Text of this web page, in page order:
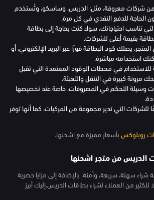
من شركات معروفة، مثل: الدريس، وساسكو، وتُستخدم
الحاجة للدفع النقدي في كل مرة.
تناسب احتياجاتك، سواء كنت بحاجة إلى بطاقة
بقيمة أعلى للشركات.
يصلك كود البطاقة فورًا عبر البريد الإلكتروني، أو
استخدامه مباشرة.
للاستخدام في محطات الوقود المعتمدة التي تقبل
مرونة كبيرة في التنقل والتعبئة.
وسيلة التحكم في المصروفات، خاصة عند تخصيصها
للشركات التي تدير مجموعة من المركبات، كما أنها توفر
روبلوكسبأسعار مميزة مع اشحنها.
الدريس من متجر اشحنها
سهلة، سريعة، وآمنة، بالإضافة إلى مزايا حصرية
من العملاء لشراء بطاقات الدريس،إليك أبرز